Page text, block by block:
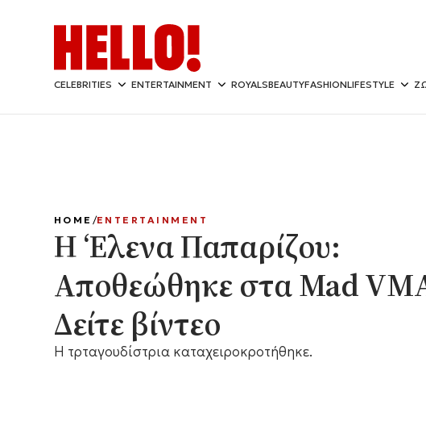
CELEBRITIES ENTERTAINMENT ROYALSBEAUTYFASHIONLIFESTYLE
HOME ENTERTAINMENT
Η ‘Ελενα Παπαρίζου:
Αποθεώθηκε στα Mad
Δείτε βίντεο
Η τρταγουδίστρια καταχειροκροτήθηκε.